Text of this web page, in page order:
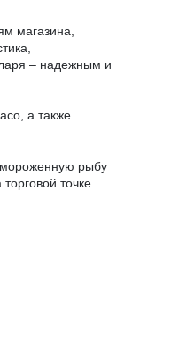
магазина,
– надежным и
а также
рыбу
точке